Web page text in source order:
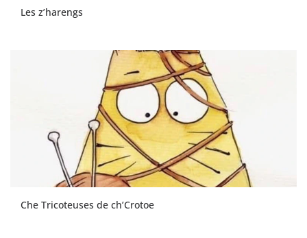
Les z’harengs
Che Tricoteuses de ch’Crotoe